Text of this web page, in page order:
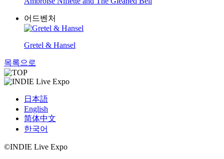
어드벤처
Gretel & Hansel
목록으로
日本語
English
简体中文
한국어
©INDIE Live Expo